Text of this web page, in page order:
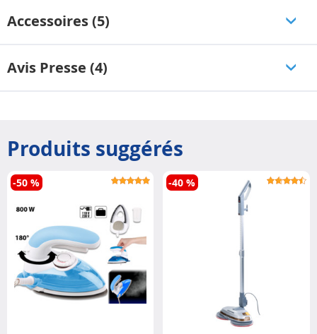
Accessoires (5)
Avis Presse (4)
Produits suggérés
-50 % -40 %